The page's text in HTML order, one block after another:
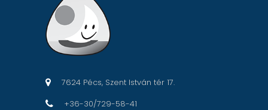
7624 Pécs, Szent István tér 17.
+36-30/729-58-41